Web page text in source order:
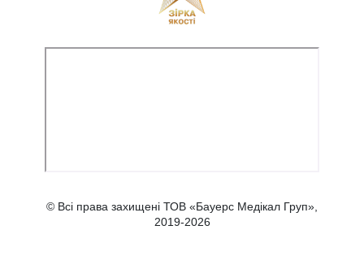
© Всі права захищені ТОВ «Бауерс Медікал Груп»,
2019-2026